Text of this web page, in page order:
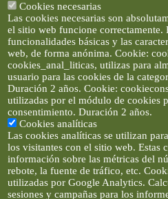
Cookies necesarias
Las cookies necesarias son
el sitio web funcione correctamente.
funcionalidades básicas y las
web, de forma anónima. Cookie:
cookies_anal_liticas, utilizas para
usuario para las cookies de la
Duración 2 años. Cookie:
utilizadas por el módulo de cookies
consentimiento. Duración 2 años.
Cookies analíticas
Las cookies analíticas se utilizan
los visitantes con el sitio web. Estas
información sobre las métricas del
rebote, la fuente de tráfico, etc.
utilizadas por Google Analytics.
sesiones y campañas para los